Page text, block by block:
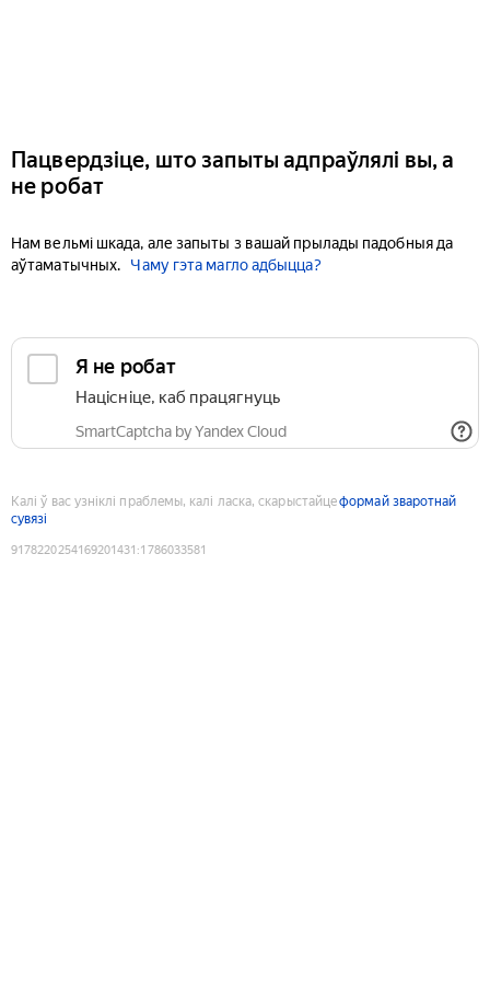
Пацвердзіце, што запыты адпраўлялі вы, а
не робат
Нам вельмі шкада, але запыты з вашай прылады падобныя да
аўтаматычных.
Чаму гэта магло адбыцца?
Я не робат
Націсніце, каб працягнуць
SmartCaptcha by Yandex Cloud
Калі ў вас узніклі праблемы, калі ласка, скарыстайцеформай зваротнай
сувязі
9178220254169201431 :1786033581